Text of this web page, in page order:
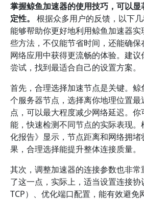
掌握鲸鱼加速器的使用技巧，可以
定性。
根据众多用户的反馈，以下
能够帮助你更好地利用鲸鱼加速器
些方法，不仅能节省时间，还能确
网络应用中获得更流畅的体验。建
尝试，找到最适合自己的设置方案。
首先，合理选择加速节点是关键。
个服务器节点，选择离你地理位置
点，可以最大程度减少网络延迟。
能，快速检测不同节点的实际表现
化报告》显示，节点距离和网络拥
果，合理选择能提升整体连接质量。
其次，调整加速器的连接参数也非
了这一点，实际上，适当设置连接
TCP）、优化端口配置，能有效避免